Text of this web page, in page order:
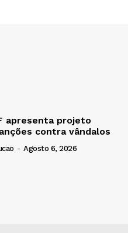
apresenta projeto
contra vândalos
- Agosto 6, 2026